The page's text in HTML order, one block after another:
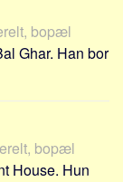
bopæl
Ghar. Han bor
bopæl
House. Hun